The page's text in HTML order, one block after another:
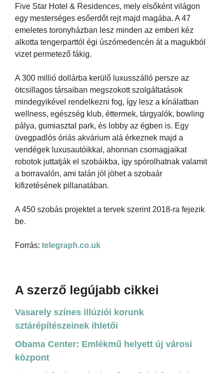
Five Star Hotel & Residences, mely elsőként világon
egy mesterséges esőerdőt rejt majd magába. A 47
emeletes toronyházban lesz minden az emberi kéz
alkotta tengerparttól égi úszómedencén át a magukból
vizet permetező fákig.
A 300 millió dollárba kerülő luxusszálló persze az
ötcsillagos társaiban megszokott szolgáltatások
mindegyikével rendelkezni fog, így lesz a kínálatban
wellness, egészség klub, éttermek, tárgyalók, bowling
pálya, gumiasztal park, és lobby az égben is. Egy
üvegpadlós óriás akvárium alá érkeznek majd a
vendégek luxusautóikkal, ahonnan csomagjaikat
robotok juttatják el szobáikba, így spórolhatnak valamit
a borravalón, ami talán jól jöhet a szobaár
kifizetésének pillanatában.
A 450 szobás projektet a tervek szerint 2018-ra fejezik
be.
Forrás: telegraph.co.uk
A szerző legújabb cikkei
Vasarely színes illúziói korunk
sztárépítészeinek ihletői
Obama Center: Emlékmű helyett új városi
központ